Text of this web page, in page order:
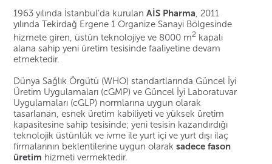
1963 yılında İstanbul’da kurulanAİS Pharma, 2011
yılında Tekirdağ Ergene 1 Organize Sanayi Bölgesinde
hizmete giren, üstün teknolojiye ve 8000 m2 kapalı
alana sahip yeni üretim tesisinde faaliyetine devam
etmektedir.
Dünya Sağlık Örgütü (WHO) standartlarında Güncel İyi
Üretim Uygulamaları (cGMP) ve Güncel İyi Laboratuvar
Uygulamaları (cGLP) normlarına uygun olarak
tasarlanan, esnek üretim kabiliyeti ve yüksek üretim
kapasitesine sahip tesisinde; yeni tesisin kazandırdığı
teknolojik üstünlük ve ivme ile yurt içi ve yurt dışı ilaç
firmalarının beklentilerine uygun olaraksadece fason
üretim hizmeti vermektedir.